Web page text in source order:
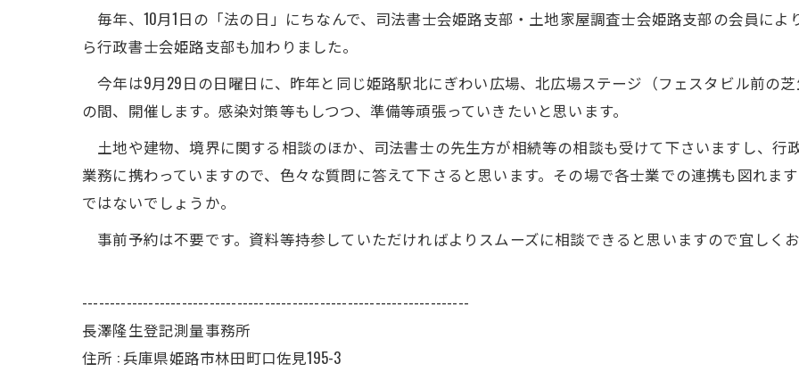
毎年、10月1日の「法の日」にちなんで、司法書士会姫路支部・土地家屋調査士会姫路支部の会員に
ら行政書士会姫路支部も加わりました。
今年は9月29日の日曜日に、昨年と同じ姫路駅北にぎわい広場、北広場ステージ（フェスタビル前の
の間、開催します。感染対策等もしつつ、準備等頑張っていきたいと思います。
土地や建物、境界に関する相談のほか、司法書士の先生方が相続等の相談も受けて下さいますし、行
業務に携わっていますので、色々な質問に答えて下さると思います。その場で各士業での連携も図れま
ではないでしょうか。
事前予約は不要です。資料等持参していただければよりスムーズに相談できると思いますので宜しくお
----------------------------------------------------------------------
長澤隆生登記測量事務所
住所 :兵庫県姫路市林田町口佐見195-3